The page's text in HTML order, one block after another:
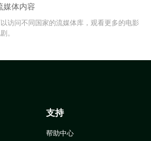
媒体内容
访问不同国家的流媒体库，观看更多的电影
。
支持
帮助中心